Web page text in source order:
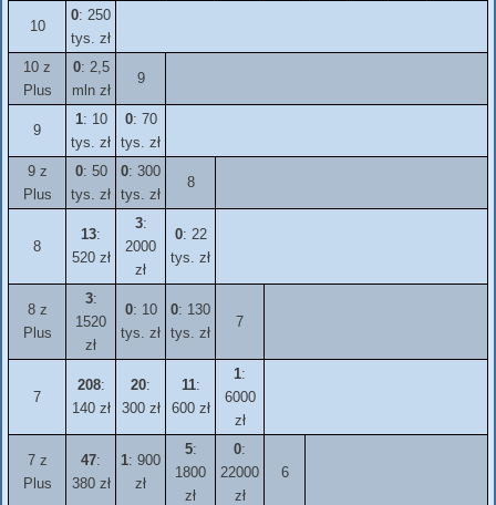
10
0: 250
tys. zł
10 z
Plus
0: 2,5
mln zł
9
9
1: 10
tys. zł
0: 70
tys. zł
9 z
Plus
0: 50
tys. zł
0: 300
tys. zł
8
8
13:
520 zł
3:
2000
zł
0: 22
tys. zł
8 z
Plus
3:
1520
zł
0: 10
tys. zł
0: 130
tys. zł
7
7
208:
140 zł
20:
300 zł
11:
600 zł
1:
6000
zł
7 z
Plus
47:
380 zł
1: 900
zł
5:
1800
zł
0:
22000
zł
6